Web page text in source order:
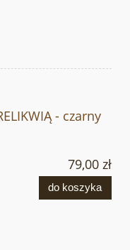
- czarny
79,00 zł
do koszyka